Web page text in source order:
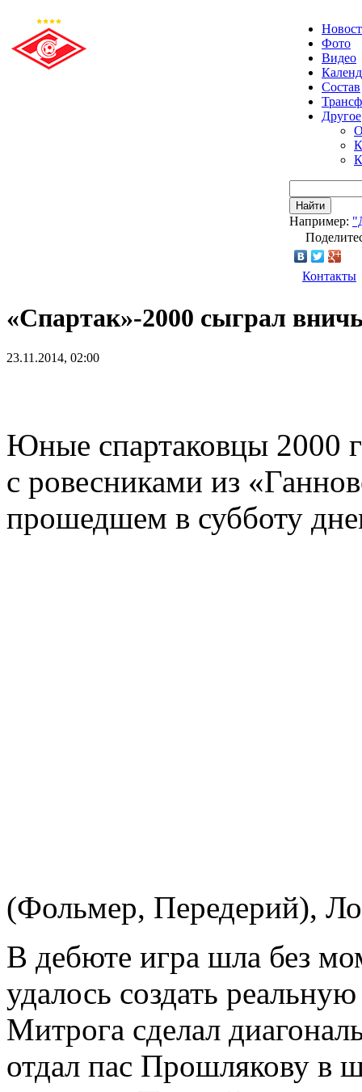
Фото
Видео
Состав
Другое
Найти
Например:
Контакты
«Спартак»-2000 сыграл
23.11.2014, 02:00
Юные спартаковцы 2000
с ровесниками из
прошедшем в субботу
(Фольмер, Передерий),
В дебюте игра шла без
удалось создать
Митрога сделал
отдал пас Прошлякову в